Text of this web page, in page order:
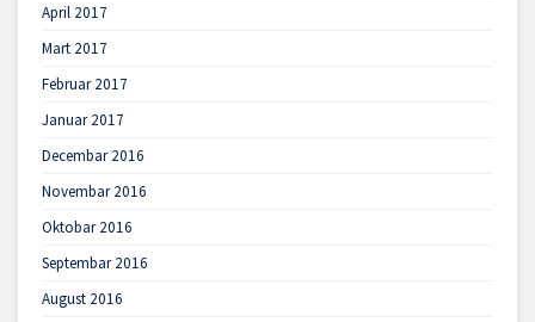
April 2017
Mart 2017
Februar 2017
Januar 2017
Decembar 2016
Novembar 2016
Oktobar 2016
Septembar 2016
August 2016